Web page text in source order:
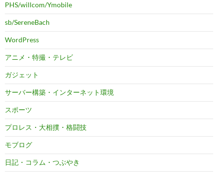
PHS/willcom/Ymobile
sb/SereneBach
WordPress
アニメ・特撮・テレビ
ガジェット
サーバー構築・インターネット環境
スポーツ
プロレス・大相撲・格闘技
モブログ
日記・コラム・つぶやき